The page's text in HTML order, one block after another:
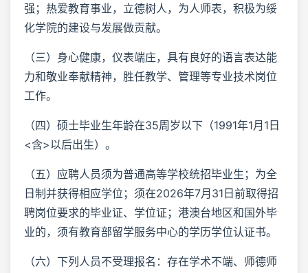
强；热爱教育事业，立德树人，为人师表，积极为绥
化学院的建设与发展做贡献。
（三）身心健康，仪表端庄，具有良好的语言表达能
力和敬业奉献精神，胜任教学、管理等专业技术岗位
工作。
（四）硕士毕业生年龄在35周岁以下（1991年1月1日
<含>以后出生）。
（五）应聘人员须为普通高等学校统招毕业生；为全
日制并获得相应学位；须在2026年7月31日前取得招
聘岗位要求的毕业证、学位证；港澳台地区和国外毕
业的，须有教育部留学服务中心的学历学位认证书。
（六）下列人员不受理报名：存在学术不端、师德师